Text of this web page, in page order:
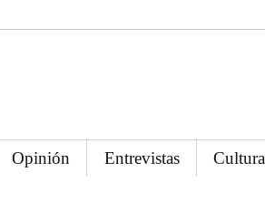
Opinión Entrevistas Cultura